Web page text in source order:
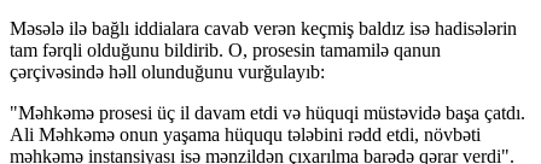
Məsələ ilə bağlı iddialara cavab verən keçmiş baldız isə hadisələrin
tam fərqli olduğunu bildirib. O, prosesin tamamilə qanun
çərçivəsində həll olunduğunu vurğulayıb:
"Məhkəmə prosesi üç il davam etdi və hüquqi müstəvidə başa çatdı.
Ali Məhkəmə onun yaşama hüququ tələbini rədd etdi, növbəti
məhkəmə instansiyası isə mənzildən çıxarılma barədə qərar verdi".